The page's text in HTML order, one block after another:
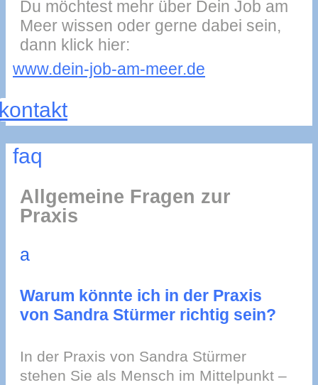
Du möchtest mehr über Dein Job am
Meer wissen oder gerne dabei sein,
dann klick hier:
www.dein-job-am-meer.de
faq
Allgemeine Fragen zur
Praxis
a
Warum könnte ich in der Praxis
von Sandra Stürmer richtig sein?
In der Praxis von Sandra Stürmer
stehen Sie als Mensch im Mittelpunkt –